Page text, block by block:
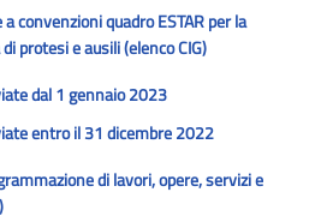
convenzioni quadro ESTAR per la
protesi e ausili (elenco CIG)
dal 1 gennaio 2023
entro il 31 dicembre 2022
di lavori, opere, servizi e